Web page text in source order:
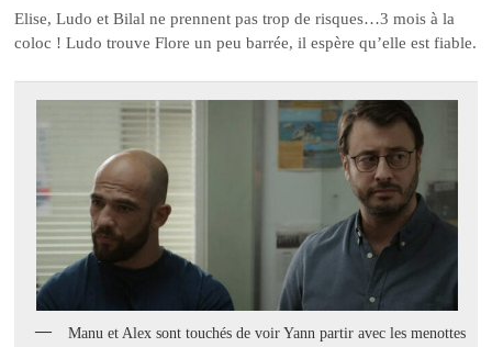
Elise, Ludo et Bilal ne prennent pas trop de risques…3 mois à la
coloc ! Ludo trouve Flore un peu barrée, il espère qu’elle est fiable.
Manu et Alex sont touchés de voir Yann partir avec les menottes